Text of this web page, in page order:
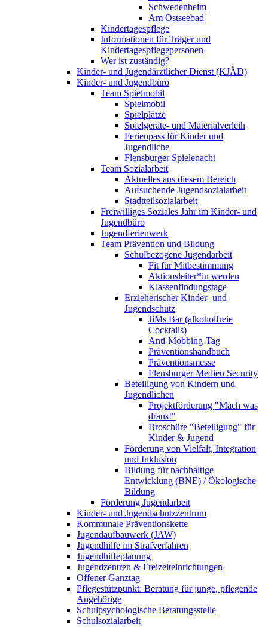
Schwedenheim
Am Ostseebad
Kindertagespflege
Informationen für Träger und
Kindertagespflegepersonen
Wer ist zuständig?
Kinder- und Jugendärztlicher Dienst (KJÄD)
Kinder- und Jugendbüro
Team Spielmobil
Spielmobil
Spielplätze
Spielgeräte- und Materialverleih
Ferienpass für Kinder und
Jugendliche
Flensburger Spielenacht
Team Sozialarbeit
Aktuelles aus diesem Bereich
Aufsuchende Jugendsozialarbeit
Stadtteilsozialarbeit
Freiwilliges Soziales Jahr im Kinder- und
Jugendbüro
Jugendferienwerk
Team Prävention und Bildung
Schulbezogene Jugendarbeit
Fit für Mitbestimmung
Aktionsleiter*in werden
Klassenfindungstage
Erzieherischer Kinder- und
Jugendschutz
JiMs Bar (alkoholfreie
Cocktails)
Anti-Mobbing-Tag
Präventionshandbuch
Präventionsmesse
Flensburger Medien Security
Beteiligung von Kindern und
Jugendlichen
Projektförderung "Mach was
draus!"
Broschüre "Beteiligung" für
Kinder & Jugend
Förderung von Vielfalt, Integration
und Inklusion
Bildung für nachhaltige
Entwicklung (BNE) / Ökologische
Bildung
Förderung Jugendarbeit
Kinder- und Jugendschutzzentrum
Kommunale Präventionskette
Jugendaufbauwerk (JAW)
Jugendhilfe im Strafverfahren
Jugendhilfeplanung
Jugendzentren & Freizeiteinrichtungen
Offener Ganztag
Pflegestützpunkt: Beratung für junge, pflegende
Angehörige
Schulpsychologische Beratungsstelle
Schulsozialarbeit